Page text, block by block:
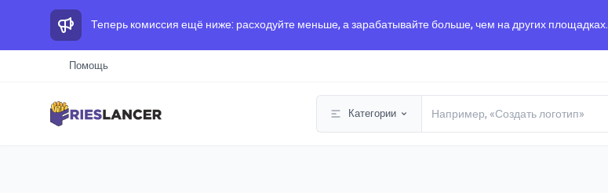
Теперь комиссия ещё ниже: расходуйте меньше, а зарабатывайте больше, чем на других площадках.
Помощь
Категории